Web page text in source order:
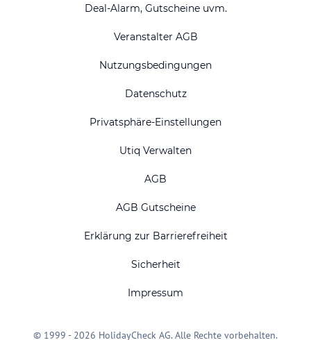
Deal-Alarm, Gutscheine uvm.
Veranstalter AGB
Nutzungsbedingungen
Datenschutz
Privatsphäre-Einstellungen
Utiq Verwalten
AGB
AGB Gutscheine
Erklärung zur Barrierefreiheit
Sicherheit
Impressum
© 1999 - 2026 HolidayCheck AG. Alle Rechte vorbehalten.